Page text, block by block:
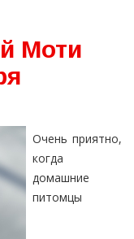
Моти
Очень приятно,
когда
домашние
питомцы